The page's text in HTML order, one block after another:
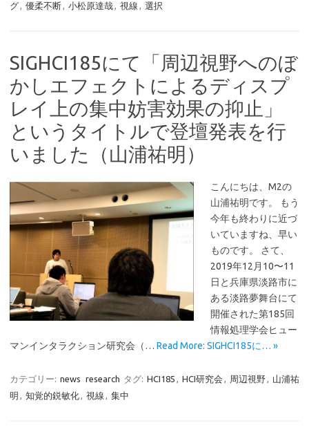
グ, 優柔不断, 小松原達哉, 視線 , 選択
SIGHCI185にて「周辺視野へのぼ
かしエフェクトによるディスプ
レイ上の集中妨害効果の抑止」
というタイトルで登壇発表を行
いました（山浦祐明）
こんにちは、M2の
山浦祐明です。 もう
今年も終わりに近づ
いていますね、早い
ものです。 さて、
2019年12月10〜11
日と兵庫県淡路市に
ある淡路夢舞台にて
開催された第185回
情報処理学会ヒュー
マンインタラクション研究会（… Read More: SIGHCI185に… »
カテゴリー: news research タグ: HCI185 , HCI研究会 , 周辺視野, 山浦祐
明 , 知覚的鋭敏化, 視線 , 集中